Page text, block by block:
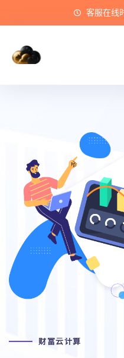
客服在线
财富云计算